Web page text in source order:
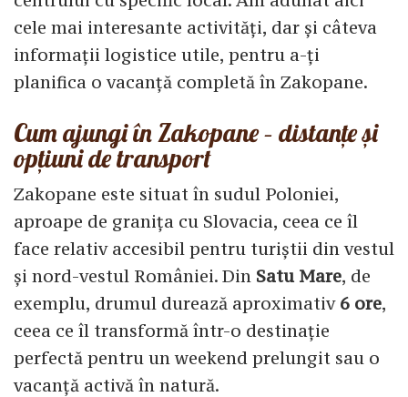
cele mai interesante activități, dar și câteva
informații logistice utile, pentru a-ți
planifica o vacanță completă în Zakopane.
Cum ajungi în Zakopane – distanțe și
opțiuni de transport
Zakopane este situat în sudul Poloniei,
aproape de granița cu Slovacia, ceea ce îl
face relativ accesibil pentru turiștii din vestul
și nord-vestul României. Din Satu Mare, de
exemplu, drumul durează aproximativ 6 ore,
ceea ce îl transformă într-o destinație
perfectă pentru un weekend prelungit sau o
vacanță activă în natură.